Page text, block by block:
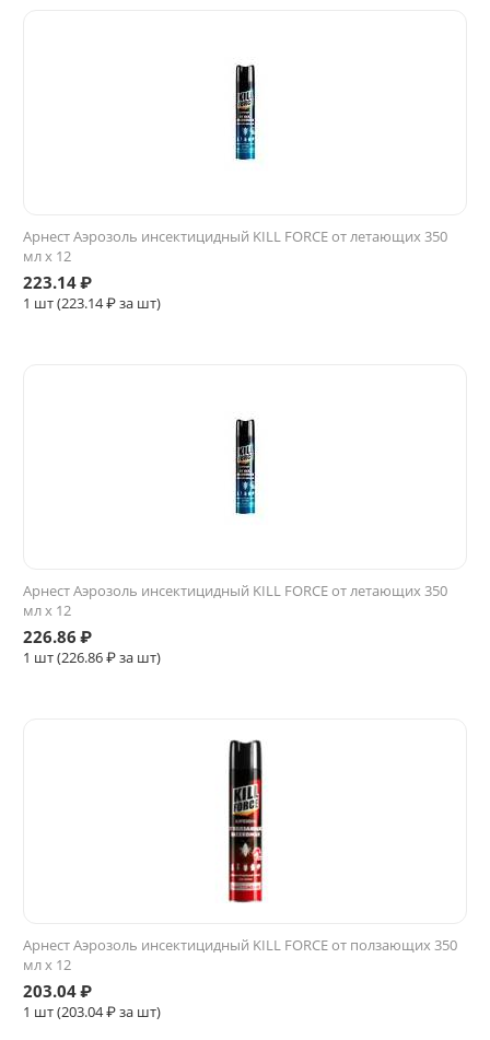
Арнест Аэрозоль инсектицидный KILL FORCE от летающих 350
мл х 12
223.14₽
1 шт (223.14₽ за шт)
Арнест Аэрозоль инсектицидный KILL FORCE от летающих 350
мл х 12
226.86 ₽
1 шт (226.86₽ за шт)
Арнест Аэрозоль инсектицидный KILL FORCE от ползающих 350
мл х 12
203.04₽
1 шт (203.04₽ за шт)